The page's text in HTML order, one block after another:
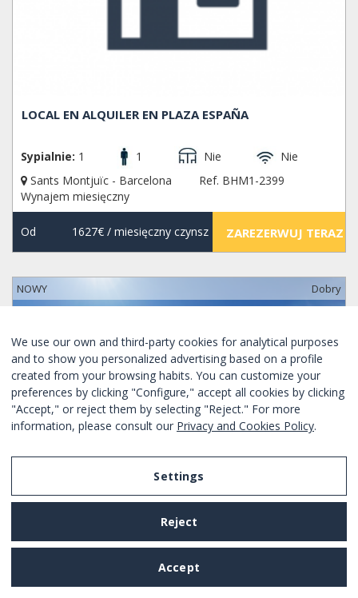
LOCAL EN ALQUILER EN PLAZA ESPAÑA
Sypialnie: 1 1 Nie
Nie
Sants Montjuïc - Barcelona
Ref. BHM1-2399
Wynajem miesięczny
Od 1627€/ miesięczny czynsz ZAREZERWUJ TERAZ
NOWY Dobry
SPECJALNA OFERTA TYLKO DZISIAJ
ÁTICO EN EL CENTRO DE BARCELONA
We use our own and third-party cookies for analytical purposes
and to show you personalized advertising based on a profile
created from your browsing habits. You can customize your
preferences by clicking "Configure," accept all cookies by clicking
"Accept," or reject them by selecting "Reject." For more
information, please consult our Privacy and Cookies Policy.
Settings
Reject
Accept